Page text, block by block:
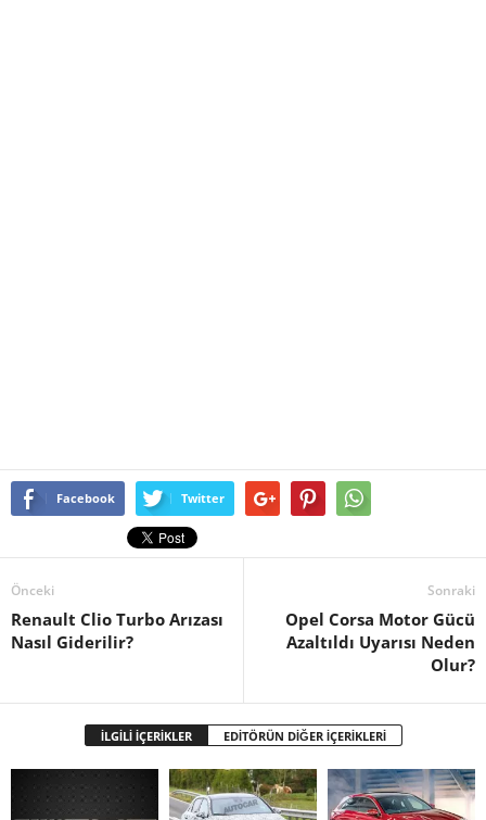
Facebook Twitter
Önceki
Renault Clio Turbo Arızası
Nasıl Giderilir?
Sonraki
Opel Corsa Motor Gücü
Azaltıldı Uyarısı Neden
Olur?
İLGİLİ İÇERİKLER EDİTÖRÜN DİĞER İÇERİKLERİ